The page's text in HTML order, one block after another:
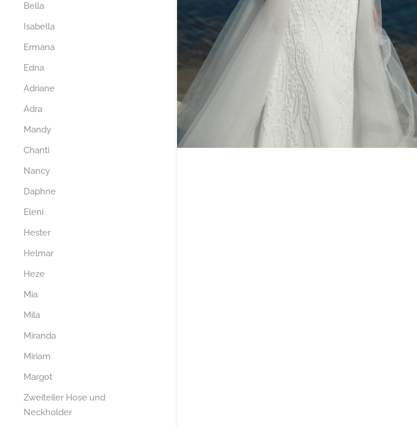
Bella
Isabella
Ermana
Edna
Adriane
Adra
Mandy
Chanti
Nancy
Daphne
Eleni
Hester
Helmar
Heze
Mia
Mila
Miranda
Miriam
Margot
Zweiteiler Hose und
Neckholder